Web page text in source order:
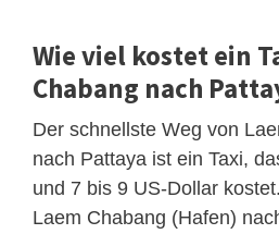
Wie viel kostet ein
Chabang nach
Der schnellste Weg von
nach Pattaya ist ein Taxi,
und 7 bis 9 US-Dollar
Laem Chabang (Hafen)